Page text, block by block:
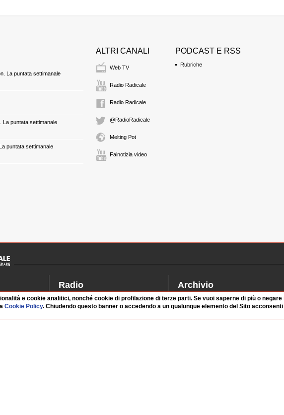
La puntata settimanale
La puntata settimanale
puntata settimanale
ALTRI CANALI
Web TV
Radio Radicale
Radio Radicale
@RadioRadicale
Melting Pot
Fainotizia video
PODCAST E RSS
Rubriche
Radio
Palinsesto
Riascolta
Dirette
Archivio
Videoparlamento
Istituzioni
Dibattiti
e cookie analitici, nonché cookie di profilazione di terze parti. Se vuoi saperne di più o
Cookie Policy. Chiudendo questo banner o accedendo a un qualunque elemento del Sito